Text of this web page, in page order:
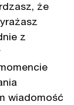
że
z
wiadomość